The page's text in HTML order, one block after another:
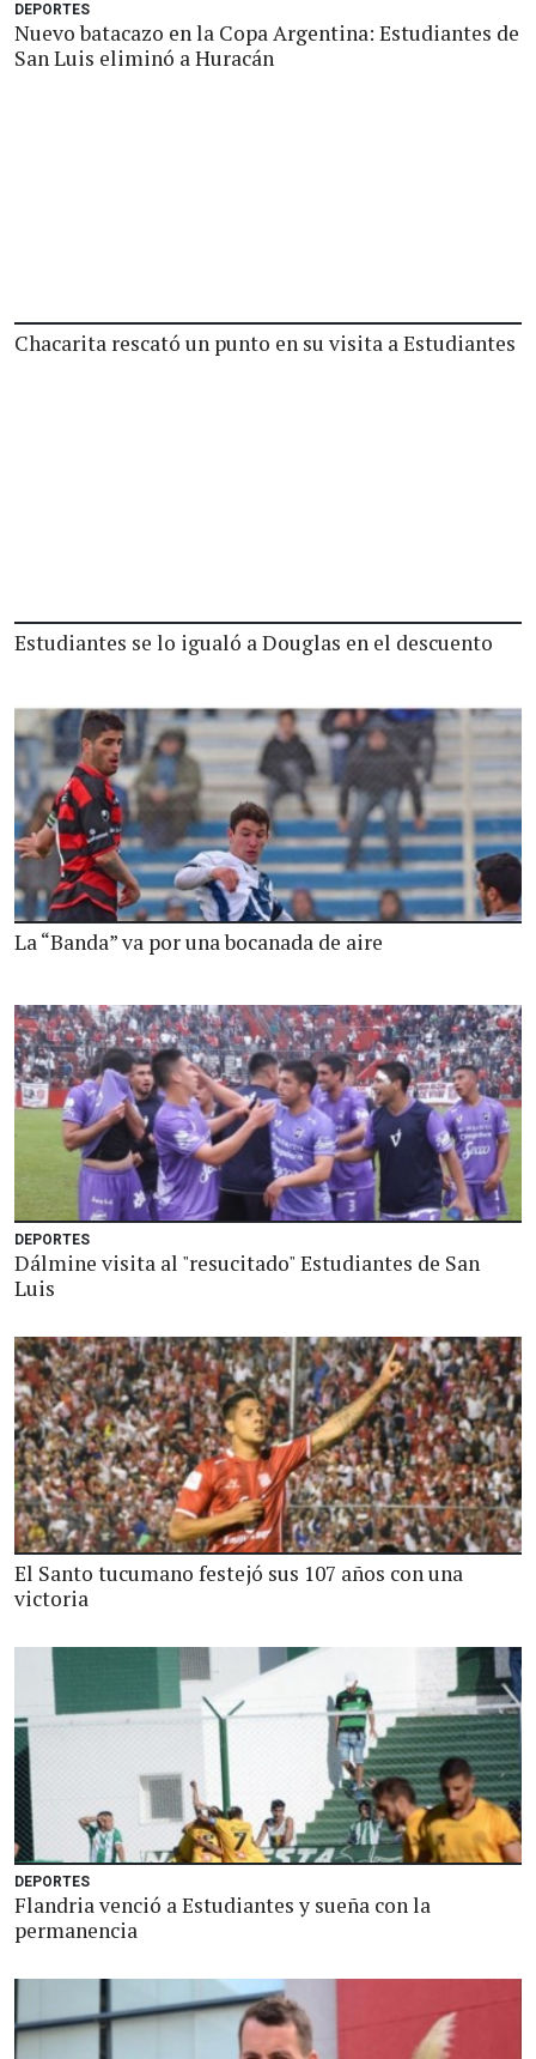
DEPORTES
Nuevo batacazo en la Copa Argentina: Estudiantes de
San Luis eliminó a Huracán
Chacarita rescató un punto en su visita a Estudiantes
Estudiantes se lo igualó a Douglas en el descuento
La “Banda” va por una bocanada de aire
DEPORTES
Dálmine visita al "resucitado" Estudiantes de San
Luis
El Santo tucumano festejó sus 107 años con una
victoria
DEPORTES
Flandria venció a Estudiantes y sueña con la
permanencia